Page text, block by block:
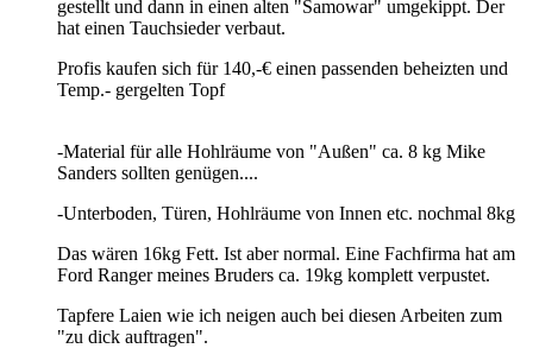
gestellt und dann in einen alten "Samowar" umgekippt. Der
hat einen Tauchsieder verbaut.
Profis kaufen sich für 140,-€ einen passenden beheizten und
Temp.- gergelten Topf
-Material für alle Hohlräume von "Außen" ca. 8 kg Mike
Sanders sollten genügen....
-Unterboden, Türen, Hohlräume von Innen etc. nochmal 8kg
Das wären 16kg Fett. Ist aber normal. Eine Fachfirma hat am
Ford Ranger meines Bruders ca. 19kg komplett verpustet.
Tapfere Laien wie ich neigen auch bei diesen Arbeiten zum
"zu dick auftragen".